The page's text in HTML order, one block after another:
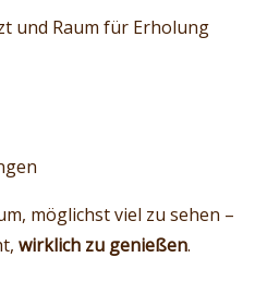
und Raum für Erholung
möglichst viel zu sehen –
wirklich zu genießen.